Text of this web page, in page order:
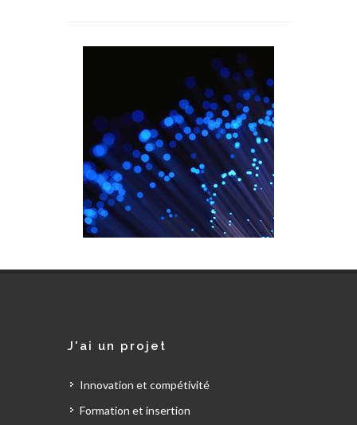
J'ai un projet
Innovation et compétivité
Formation et insertion